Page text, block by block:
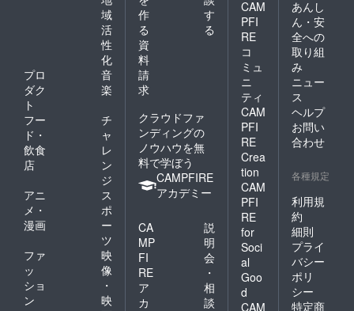
域
活
性
化
プロ
ダク
ト
音
楽
フー
ド・
飲食
店
チ
ャ
レ
ン
ジ
アニ
メ・
漫画
ス
ポ
ー
ツ
ファ
ッ
ショ
ン
映
像
・
映
作
る
す
る
資
料
請
求
クラウドファ
ンディングの
ノウハウを無
料で学ぼう
CAMPFIRE
アカデミー
CA
MP
FI
RE
ア
カ
説
明
会
・
相
談
CAM
PFI
RE
コ
ミュ
ニ
ティ
CAM
PFI
RE
Crea
tion
CAM
PFI
RE
for
Soci
al
Goo
d
CAM
あんし
ん・安
全への
取り組
み
ニュー
ス
ヘルプ
お問い
合わせ
各種規定
利用規
約
細則
プライ
バシー
ポリ
シー
特定商